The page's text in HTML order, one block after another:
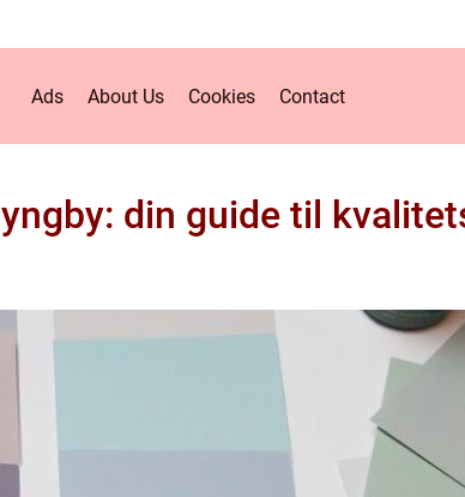
Ads About Us Cookies Contact
din guide til